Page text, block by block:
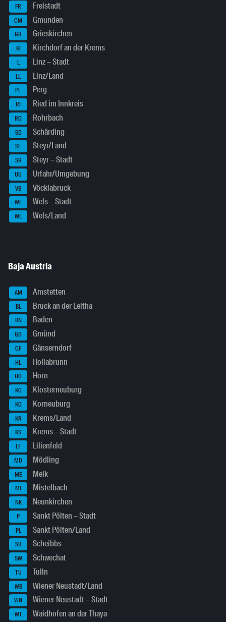
FR Freistadt
GM Gmunden
GR Grieskirchen
KI Kirchdorf an der Krems
L Linz – Stadt
LL Linz/Land
PE Perg
RI Ried im Innkreis
RO Rohrbach
SD Schärding
SE Steyr/Land
SR Steyr – Stadt
UU Urfahr/Umgebung
VB Vöcklabruck
WE Wels – Stadt
WL Wels/Land
Baja Austria
AM Amstetten
BL Bruck an der Leitha
BN Baden
GD Gmünd
GF Gänserndorf
HL Hollabrunn
HO Horn
KG Klosterneuburg
KO Korneuburg
KR Krems/Land
KS Krems – Stadt
LF Lilienfeld
MD Mödling
ME Melk
MI Mistelbach
NK Neunkirchen
P Sankt Pölten – Stadt
PL Sankt Pölten/Land
SB Scheibbs
SW Schwechat
TU Tulln
WB Wiener Neustadt/Land
WN Wiener Neustadt – Stadt
WT Waidhofen an der Thaya